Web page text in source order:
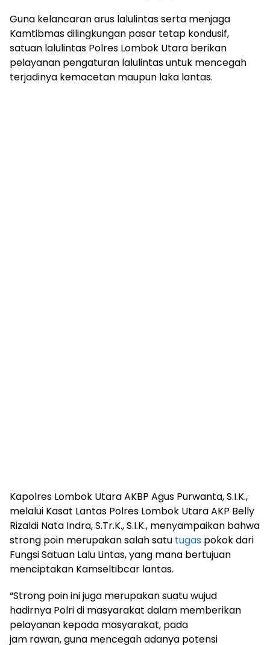
Guna kelancaran arus lalulintas serta menjaga
Kamtibmas dilingkungan pasar tetap kondusif,
satuan lalulintas Polres Lombok Utara berikan
pelayanan pengaturan lalulintas untuk mencegah
terjadinya kemacetan maupun laka lantas.
Kapolres Lombok Utara AKBP Agus Purwanta, S.I.K.,
melalui Kasat Lantas Polres Lombok Utara AKP Belly
Rizaldi Nata Indra, S.Tr.K., S.I.K., menyampaikan bahwa
strong poin merupakan salah satu tugas pokok dari
Fungsi Satuan Lalu Lintas, yang mana bertujuan
menciptakan Kamseltibcar lantas.
“Strong poin ini juga merupakan suatu wujud
hadirnya Polri di masyarakat dalam memberikan
pelayanan kepada masyarakat, pada
jam rawan, guna mencegah adanya potensi